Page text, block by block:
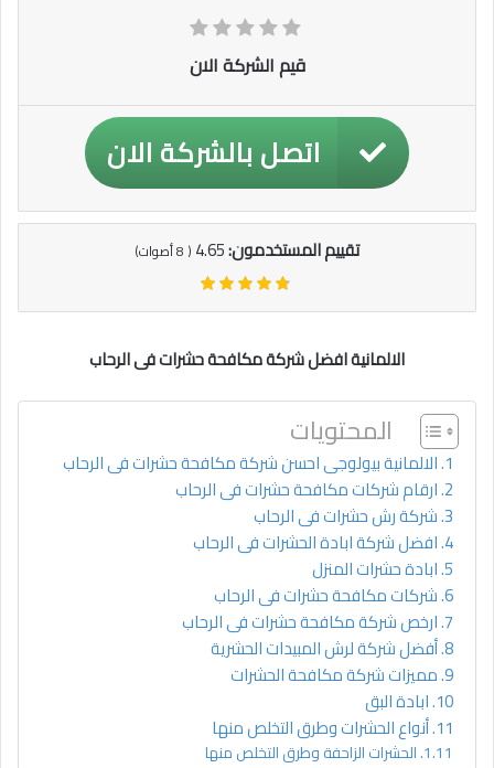
قيم الشركة الان
اتصل بالشركة الان
تقييم المستخدمون:4.65
(
8أصوات)
الالمانية افضل شركة مكافحة حشرات فى الرحاب
المحتويات
الالمانية بيولوجى احسن شركة مكافحة حشرات فى الرحاب
ارقام شركات مكافحة حشرات فى الرحاب
شركة رش حشرات فى الرحاب
افضل شركة ابادة الحشرات فى الرحاب
ابادة حشرات المنزل
شركات مكافحة حشرات فى الرحاب
ارخص شركة مكافحة حشرات فى الرحاب
أفضل شركة لرش المبيدات الحشرية
مميزات شركة مكافحة الحشرات
ابادة البق
أنواع الحشرات وطرق التخلص منها
الحشرات الزاحفة وطرق التخلص منها